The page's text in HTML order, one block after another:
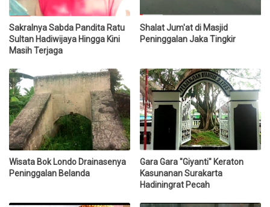
Sakralnya Sabda Pandita Ratu
Sultan Hadiwijaya Hingga Kini
Masih Terjaga
Shalat Jum'at di Masjid
Peninggalan Jaka Tingkir
Wisata Bok Londo Drainasenya
Peninggalan Belanda
Gara Gara "Giyanti" Keraton
Kasunanan Surakarta
Hadiningrat Pecah